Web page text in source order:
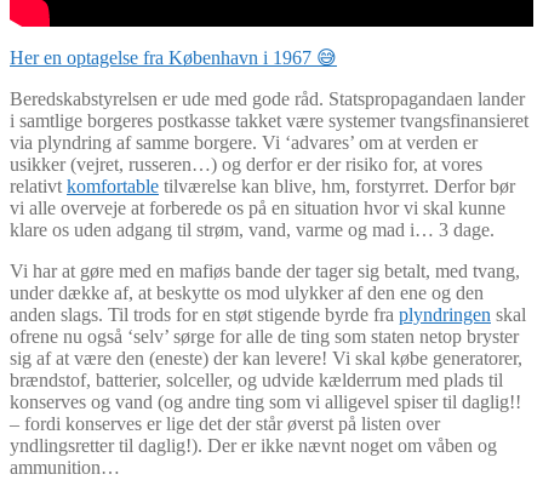
Her en optagelse fra København i 1967 😅
Beredskabstyrelsen er ude med gode råd. Statspropagandaen lander
i samtlige borgeres postkasse takket være systemer tvangsfinansieret
via plyndring af samme borgere. Vi ‘advares’ om at verden er
usikker (vejret, russeren…) og derfor er der risiko for, at vores
relativt komfortable tilværelse kan blive, hm, forstyrret. Derfor bør
vi alle overveje at forberede os på en situation hvor vi skal kunne
klare os uden adgang til strøm, vand, varme og mad i… 3 dage.
Vi har at gøre med en mafiøs bande der tager sig betalt, med tvang,
under dække af, at beskytte os mod ulykker af den ene og den
anden slags. Til trods for en støt stigende byrde fra plyndringen skal
ofrene nu også ‘selv’ sørge for alle de ting som staten netop bryster
sig af at være den (eneste) der kan levere! Vi skal købe generatorer,
brændstof, batterier, solceller, og udvide kælderrum med plads til
konserves og vand (og andre ting som vi alligevel spiser til daglig!!
– fordi konserves er lige det der står øverst på listen over
yndlingsretter til daglig!). Der er ikke nævnt noget om våben og
ammunition…